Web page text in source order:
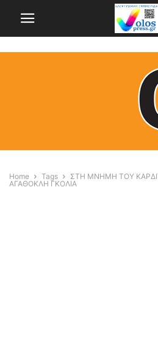
Home Tags
ΣΤΗ ΜΝΗΜΗ ΤOY
ΑΓΑΘΟΚΛΗ ΓΚΟΛΙΑ